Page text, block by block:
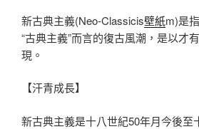
新古典主義(Neo-Classicis壁紙m)是
“古典主義”而言的復古風潮，是以才
現。
【汗青成長】
新古典主義是十八世紀50年月今後至